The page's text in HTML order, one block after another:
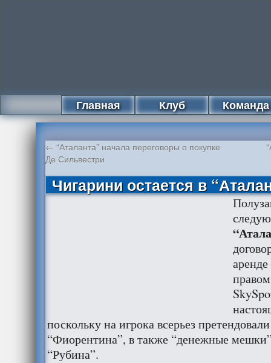
Главная Клуб Команда
← “Аталанта” начала переговоры о покупке
Де Сильвестри
Чигарини остается в
поскольку на игрока всерьез
“Фиорентина”, в также “денежные
“Рубина”.